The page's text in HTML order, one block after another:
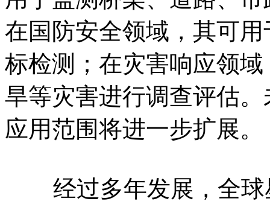
在国防安全领域，其可
标检测；在灾害响应领
旱等灾害进行调查评估
应用范围将进一步扩展。
经过多年发展，全球